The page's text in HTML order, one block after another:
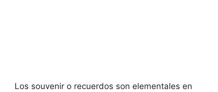
Los souvenir o recuerdos son elementales en